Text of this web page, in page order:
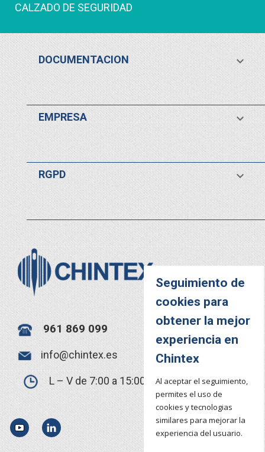
Seguimiento de
cookies para
obtener la mejor
experiencia en
Chintex
Al aceptar el seguimiento,
permites el uso de
cookies y tecnologias
similares para mejorar la
experiencia del usuario.
CALZADO DE SEGURIDAD
DOCUMENTACION 
EMPRESA 
RGPD 
961 869 099
info@chintex.es
L – V de 7:00 a 15:00
YouTube